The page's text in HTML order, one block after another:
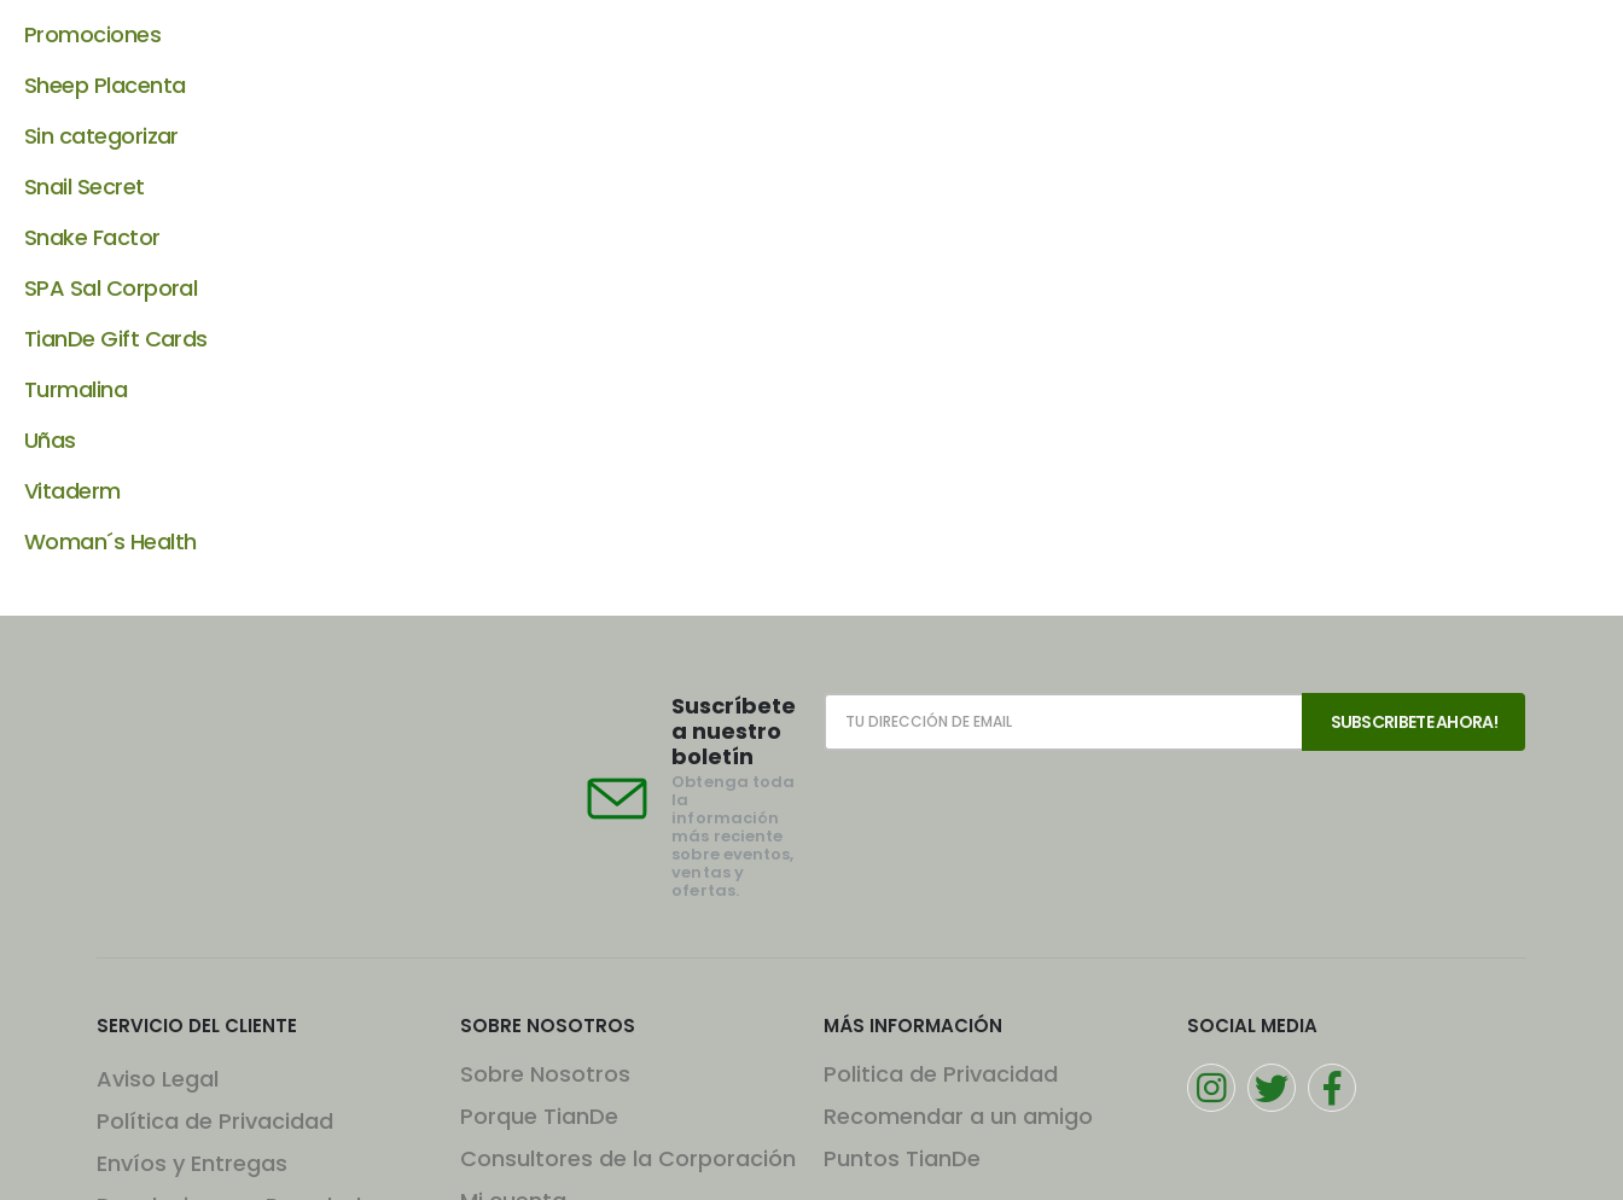
Promociones
Sheep Placenta
Sin categorizar
Snail Secret
Snake Factor
SPA Sal Corporal
TianDe Gift Cards
Turmalina
Uñas
Vitaderm
Woman´s Health
Suscríbete
a nuestro
boletín
Obtenga toda
la
información
más reciente
sobre eventos,
ventas y
ofertas.
SERVICIO DEL CLIENTE
Aviso Legal
Política de Privacidad
Envíos y Entregas
SOBRE NOSOTROS
Sobre Nosotros
Porque TianDe
Consultores de la Corporación
MÁS INFORMACIÓN
Politica de Privacidad
Recomendar a un amigo
Puntos TianDe
SOCIAL MEDIA